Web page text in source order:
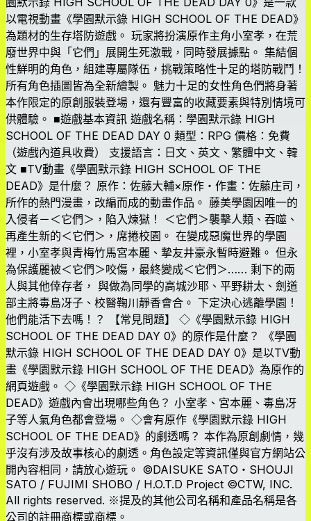
以電視動畫《學園默示錄 HIGH SCHOOL OF THE DEAD》
為題材的生存塔防遊戲。 玩家將扮演原作主角小室孝，在荒
廢世界中與「它們」展開生死激戰，同時發展據點。 集結個
性鮮明的角色，組建專屬隊伍，挑戰策略性十足的塔防戰鬥！
所有角色插圖皆為全新繪製。 魅力十足的女性角色們將身著
本作限定的原創服裝登場，還有豐富的收藏要素與特別情境可
供體驗。 ■遊戲基本資訊 遊戲名稱：學園默示錄 HIGH
SCHOOL OF THE DEAD DAY 0 類型：RPG 價格：免費
（遊戲內道具收費） 支援語言：日文、英文、繁體中文、韓
文 ■TV動畫《學園默示錄 HIGH SCHOOL OF THE
DEAD》是什麼？ 原作：佐藤大輔×原作・作畫：佐藤庄司，
所作的熱門漫畫，改編而成的動畫作品。 藤美學園因唯一的
入侵者－＜它們＞，陷入煉獄！ ＜它們＞襲擊人類、吞噬、
再產生新的＜它們＞，席捲校園。 在變成惡魔世界的學園
裡，小室孝與青梅竹馬宮本麗、摯友井豪永暫時避難。 但永
為保護麗被＜它們＞咬傷，最終變成＜它們＞…… 剩下的兩
人與其他倖存者， 與做為同學的高城沙耶、平野耕太、劍道
部主將毒島冴子、校醫鞠川靜香會合。 下定決心逃離學園！
他們能活下去嗎！？ 【常見問題】 ◇《學園默示錄 HIGH
SCHOOL OF THE DEAD DAY 0》的原作是什麼？ 《學園
默示錄 HIGH SCHOOL OF THE DEAD DAY 0》是以TV動
畫《學園默示錄 HIGH SCHOOL OF THE DEAD》為原作的
網頁遊戲。 ◇《學園默示錄 HIGH SCHOOL OF THE
DEAD》遊戲內會出現哪些角色？ 小室孝、宮本麗、毒島冴
子等人氣角色都會登場。 ◇會有原作《學園默示錄 HIGH
SCHOOL OF THE DEAD》的劇透嗎？ 本作為原創劇情，幾
乎沒有涉及故事核心的劇透。角色設定等資訊僅與官方網站公
開內容相同，請放心遊玩。 ©DAISUKE SATO・SHOUJI
SATO / FUJIMI SHOBO / H.O.T.D Project ©CTW, INC.
All rights reserved. ※提及的其他公司名稱和產品名稱是各
公司的註冊商標或商標。